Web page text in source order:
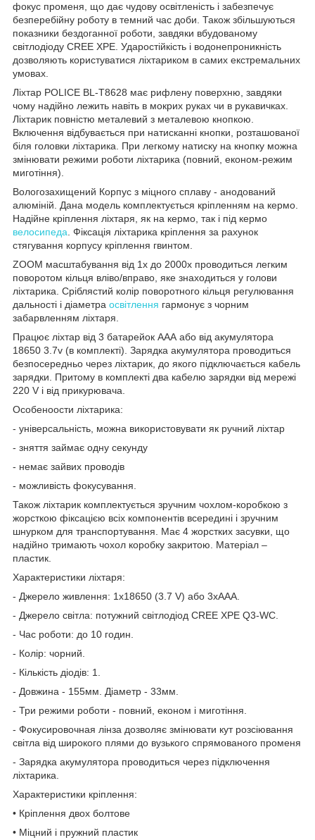
фокус променя, що дає чудову освітленість і забезпечує
безперебійну роботу в темний час доби. Також збільшуються
показники бездоганної роботи, завдяки вбудованому
світлодіоду CREE XPE. Ударостійкість і водонепроникність
дозволяють користуватися ліхтариком в самих екстремальних
умовах.
Ліхтар POLICE BL-Т8628 має рифлену поверхню, завдяки
чому надійно лежить навіть в мокрих руках чи в рукавичках.
Ліхтарик повністю металевий з металевою кнопкою.
Включення відбувається при натисканні кнопки, розташованої
біля головки ліхтарика. При легкому натиску на кнопку можна
змінювати режими роботи ліхтарика (повний, економ-режим
миготіння).
Вологозахищений Корпус з міцного сплаву - анодований
алюміній. Дана модель комплектується кріпленням на кермо.
Надійне кріплення ліхтаря, як на кермо, так і під кермо
велосипеда . Фіксація ліхтарика кріплення за рахунок
стягування корпусу кріплення гвинтом.
ZOOM масштабування від 1х до 2000х проводиться легким
поворотом кільця вліво/вправо, яке знаходиться у голови
ліхтарика. Сріблястий колір поворотного кільця регулювання
дальності і діаметра освітлення гармонує з чорним
забарвленням ліхтаря.
Працює ліхтар від 3 батарейок ААА або від акумулятора
18650 3.7v (в комплекті). Зарядка акумулятора проводиться
безпосередньо через ліхтарик, до якого підключається кабель
зарядки. Притому в комплекті два кабелю зарядки від мережі
220 V і від прикурювача.
Особеноости ліхтарика:
- універсальність, можна використовувати як ручний ліхтар
- зняття займає одну секунду
- немає зайвих проводів
- можливість фокусування.
Також ліхтарик комплектується зручним чохлом-коробкою з
жорсткою фіксацією всіх компонентів всередині і зручним
шнурком для транспортування. Має 4 жорстких засувки, що
надійно тримають чохол коробку закритою. Матеріал –
пластик.
Характеристики ліхтаря:
- Джерело живлення: 1х18650 (3.7 V) або 3хААА.
- Джерело світла: потужний світлодіод CREE XPE Q3-WC.
- Час роботи: до 10 годин.
- Колір: чорний.
- Кількість діодів: 1.
- Довжина - 155мм. Діаметр - 33мм.
- Три режими роботи - повний, економ і миготіння.
- Фокусировочная лінза дозволяє змінювати кут розсіювання
світла від широкого плями до вузького спрямованого променя
- Зарядка акумулятора проводиться через підключення
ліхтарика.
Характеристики кріплення:
• Кріплення двох болтове
• Міцний і пружний пластик